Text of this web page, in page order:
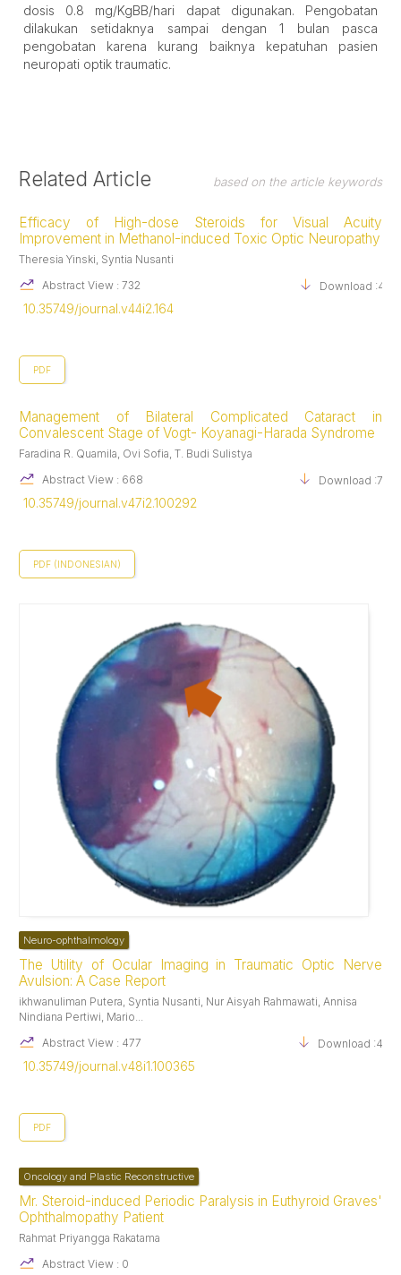
dosis 0.8 mg/KgBB/hari dapat digunakan. Pengobatan
dilakukan setidaknya sampai dengan 1 bulan pasca
pengobatan karena kurang baiknya kepatuhan pasien
neuropati optik traumatic.
Article
Details
Related Article based on the article keywords
Efficacy of High-dose Steroids for Visual Acuity
Improvement in Methanol-induced Toxic Optic Neuropathy
Theresia Yinski, Syntia Nusanti
Abstract View : 732
Download :471
10.35749/journal.v44i2.164
PDF
Management of Bilateral Complicated Cataract in
Convalescent Stage of Vogt- Koyanagi-Harada Syndrome
Faradina R. Quamila, Ovi Sofia, T. Budi Sulistya
Abstract View : 668
Download :742
10.35749/journal.v47i2.100292
PDF (INDONESIAN)
Neuro-ophthalmology
The Utility of Ocular Imaging in Traumatic Optic Nerve
Avulsion: A Case Report
ikhwanuliman Putera, Syntia Nusanti, Nur Aisyah Rahmawati, Annisa
Nindiana Pertiwi, Mario...
Abstract View : 477
Download :423
10.35749/journal.v48i1.100365
PDF
Oncology and Plastic Reconstructive
Mr. Steroid-induced Periodic Paralysis in Euthyroid Graves'
Ophthalmopathy Patient
Rahmat Priyangga Rakatama
Abstract View : 0